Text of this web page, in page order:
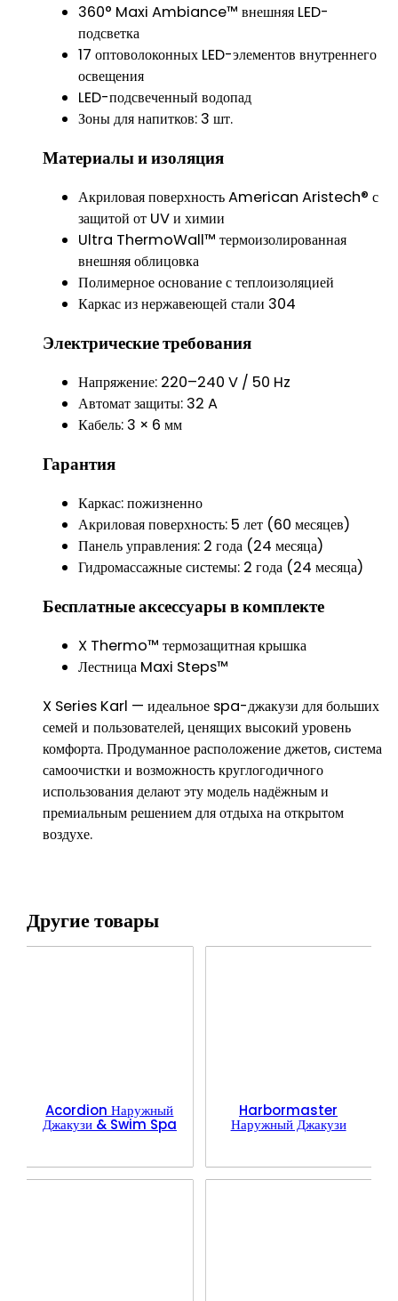
360° Maxi Ambiance™ внешняя LED-
подсветка
17 оптоволоконных LED-элементов внутреннего
освещения
LED-подсвеченный водопад
Зоны для напитков: 3 шт.
Материалы и изоляция
Акриловая поверхность American Aristech® с
защитой от UV и химии
Ultra ThermoWall™ термоизолированная
внешняя облицовка
Полимерное основание с теплоизоляцией
Каркас из нержавеющей стали 304
Электрические требования
Напряжение: 220–240 V / 50 Hz
Автомат защиты: 32 A
Кабель: 3 × 6 мм
Гарантия
Каркас: пожизненно
Акриловая поверхность: 5 лет (60 месяцев)
Панель управления: 2 года (24 месяца)
Гидромассажные системы: 2 года (24 месяца)
Бесплатные аксессуары в комплекте
X Thermo™ термозащитная крышка
Лестница Maxi Steps™
X Series Karl — идеальное spa-джакузи для больших
семей и пользователей, ценящих высокий уровень
комфорта. Продуманное расположение джетов, система
самоочистки и возможность круглогодичного
использования делают эту модель надёжным и
премиальным решением для отдыха на открытом
воздухе.
Другие товары
Acordion Наружный
Джакузи & Swim Spa
Harbormaster
Наружный Джакузи